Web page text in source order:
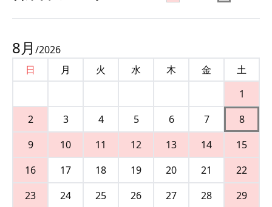
8月 /2026
日
月 火 水 木 金
土
1
2
3 4 5 6 7
8
9
10 11 12 13 14
15
16
17 18 19 20 21
22
23
24 25 26 27 28
29